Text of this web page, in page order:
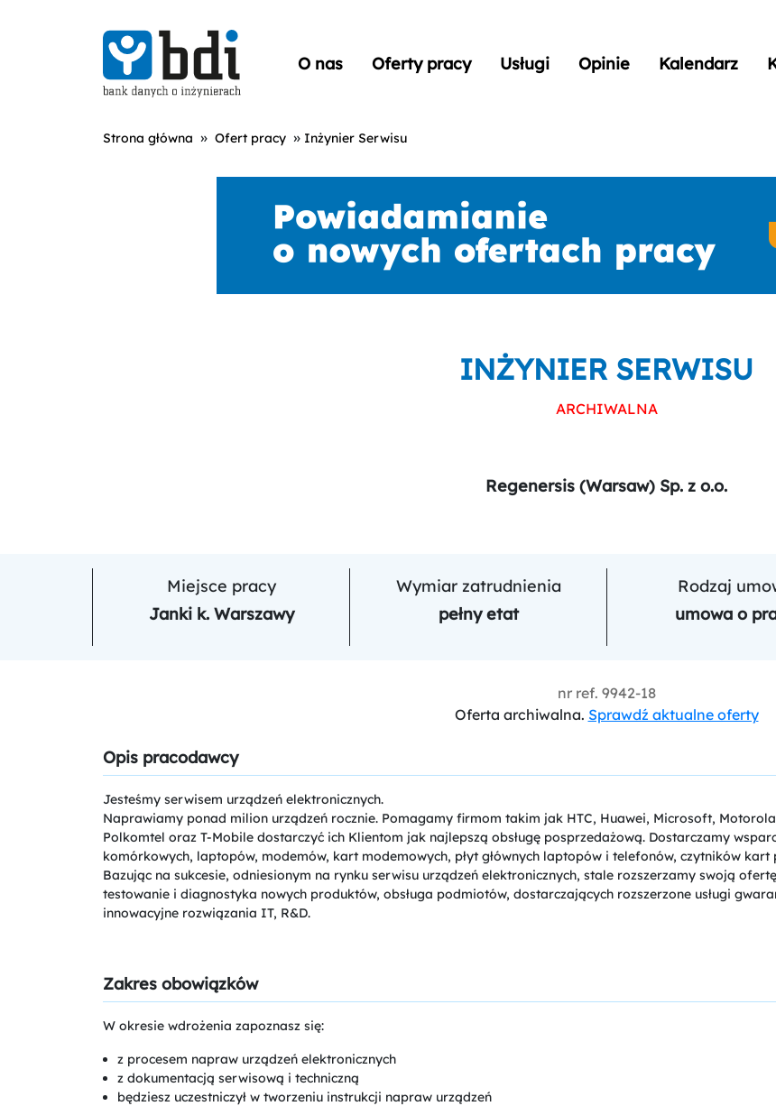
O nas Oferty pracy Usługi Opinie Kalendarz
Strona główna » Ofert pracy » Inżynier Serwisu
INŻYNIER SERWISU
ARCHIWALNA
Regenersis (Warsaw) Sp. z o.o.
Miejsce pracy
Janki k. Warszawy
Wymiar zatrudnienia
pełny etat
Rodzaj
umowa o
nr ref. 9942-18
Oferta archiwalna. Sprawdź aktualne oferty
Opis pracodawcy
Jesteśmy serwisem urządzeń elektronicznych.
Naprawiamy ponad milion urządzeń rocznie. Pomagamy firmom takim jak HTC, Huawei, Microsoft,
Polkomtel oraz T-Mobile dostarczyć ich Klientom jak najlepszą obsługę posprzedażową. Dostarczamy
komórkowych, laptopów, modemów, kart modemowych, płyt głównych laptopów i telefonów, czytników kart
Bazując na sukcesie, odniesionym na rynku serwisu urządzeń elektronicznych, stale rozszerzamy swoją
testowanie i diagnostyka nowych produktów, obsługa podmiotów, dostarczających rozszerzone usługi
innowacyjne rozwiązania IT, R&D.
Zakres obowiązków
W okresie wdrożenia zapoznasz się:
z procesem napraw urządzeń elektronicznych
z dokumentacją serwisową i techniczną
będziesz uczestniczył w tworzeniu instrukcji napraw urządzeń